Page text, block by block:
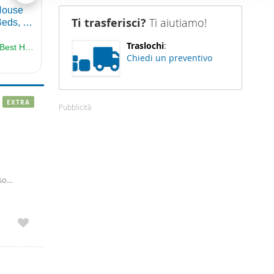
sito
loro
EXTRA
Ti trasferisci? Ti aiutiamo!
Traslochi:
Chiedi un preventivo
Pubblicità